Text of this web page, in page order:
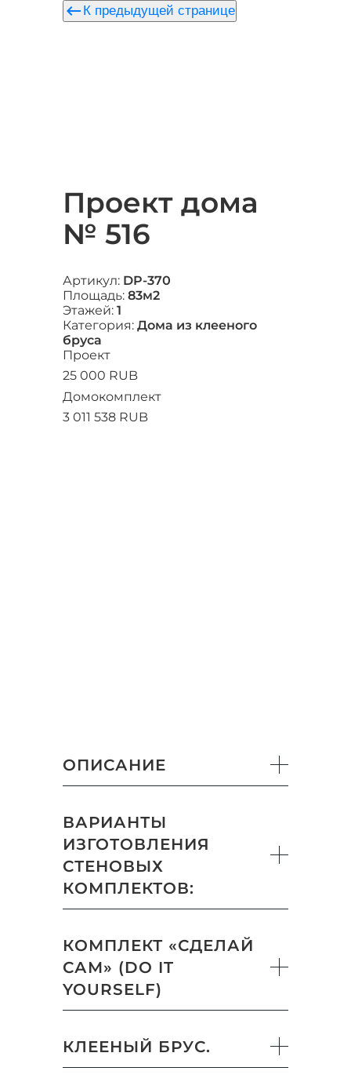
keyboard_backspace К предыдущей странице
Проект дома
№ 516
Артикул: DP-370
Площадь: 83м2
Этажей: 1
Категория: Дома из клееного
бруса
Проект
25 000 RUB
Домокомплект
3 011 538 RUB
ОПИСАНИЕ
ВАРИАНТЫ
ИЗГОТОВЛЕНИЯ
СТЕНОВЫХ
КОМПЛЕКТОВ:
КОМПЛЕКТ «СДЕЛАЙ
САМ» (DO IT
YOURSELF)
КЛЕЕНЫЙ БРУС.